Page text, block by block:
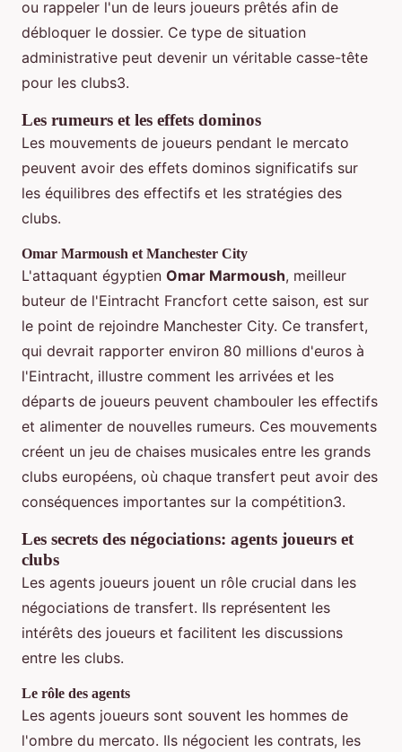
ou rappeler l'un de leurs joueurs prêtés afin de
débloquer le dossier. Ce type de situation
administrative peut devenir un véritable casse-tête
pour les clubs3.
Les rumeurs et les effets dominos
Les mouvements de joueurs pendant le mercato
peuvent avoir des effets dominos significatifs sur
les équilibres des effectifs et les stratégies des
clubs.
Omar Marmoush et Manchester City
L'attaquant égyptien Omar Marmoush, meilleur
buteur de l'Eintracht Francfort cette saison, est sur
le point de rejoindre Manchester City. Ce transfert,
qui devrait rapporter environ 80 millions d'euros à
l'Eintracht, illustre comment les arrivées et les
départs de joueurs peuvent chambouler les effectifs
et alimenter de nouvelles rumeurs. Ces mouvements
créent un jeu de chaises musicales entre les grands
clubs européens, où chaque transfert peut avoir des
conséquences importantes sur la compétition3.
Les secrets des négociations: agents joueurs et
clubs
Les agents joueurs jouent un rôle crucial dans les
négociations de transfert. Ils représentent les
intérêts des joueurs et facilitent les discussions
entre les clubs.
Le rôle des agents
Les agents joueurs sont souvent les hommes de
l'ombre du mercato. Ils négocient les contrats, les